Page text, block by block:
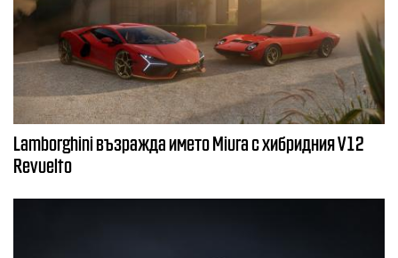
Lamborghini възражда името Miura с хибридния V12
Revuelto